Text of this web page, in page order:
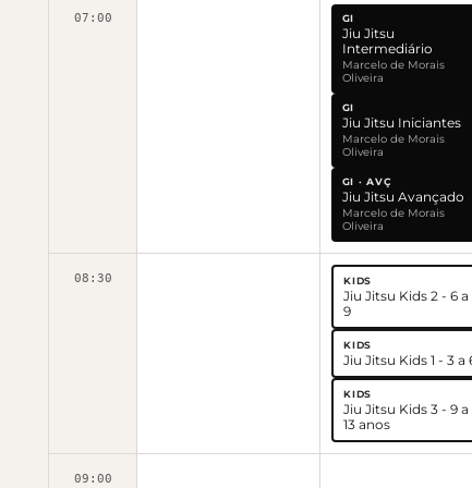
07:00 GI
Jiu Jitsu
Intermediário
Marcelo de Morais
Oliveira
GI
Jiu Jitsu Iniciantes
Marcelo de Morais
Oliveira
GI · AVÇ
Jiu Jitsu Avançado
Marcelo de Morais
Oliveira
08:30 KIDS
Jiu Jitsu Kids 2 - 6 a
9
KIDS
Jiu Jitsu Kids 1 - 3 a
KIDS
Jiu Jitsu Kids 3 - 9 a
13 anos
09:00